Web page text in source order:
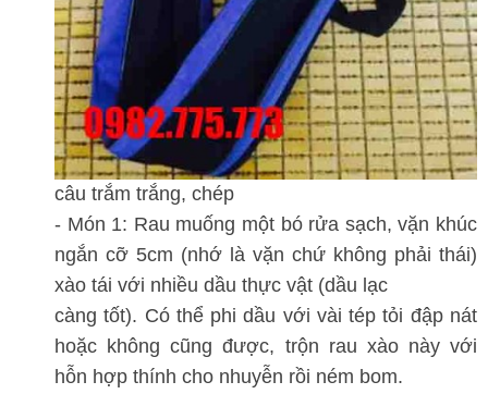
câu trắm trắng, chép
- Món 1: Rau muống một bó rửa sạch, vặn khúc
ngắn cỡ 5cm (nhớ là vặn chứ không phải thái)
xào tái với nhiều dầu thực vật (dầu lạc
càng tốt). Có thể phi dầu với vài tép tỏi đập nát
hoặc không cũng được, trộn rau xào này với
hỗn hợp thính cho nhuyễn rồi ném bom.